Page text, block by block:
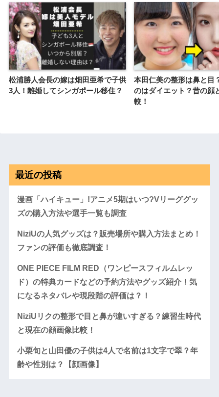
松浦勝人会長の嫁は畑田亜希で子供
3人！離婚してシンガポール移住？
本田仁美の整形は鼻と目
のはダイエット？昔の顔
較！
最近の投稿
漫画「ハイキュー」!アニメ5期はいつ?Vリーググッ
ズの購入方法や選手一覧も調査
NiziUの人気グッズは？販売場所や購入方法まとめ！
ファンの評価も徹底調査！
ONE PIECE FILM RED（ワンピースフィルムレッ
ド）の特典カードなどの予約方法やグッズ紹介！気
になるネタバレや現段階の評価は？！
NiziUリクの整形で目と鼻が違いすぎる？練習生時代
と現在の顔画像比較！
小栗旬と山田優の子供は4人で名前は1文字で翠？年
齢や性別は？【顔画像】